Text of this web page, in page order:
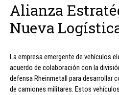
Alianza
Nueva
La empresa emergente de vehículos
acuerdo de colaboración con la
defensa Rheinmetall para desarrollar
de camiones militares. Estos